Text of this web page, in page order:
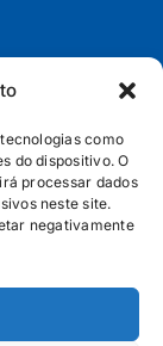
como
do dispositivo. O
processar dados
neste site.
negativamente